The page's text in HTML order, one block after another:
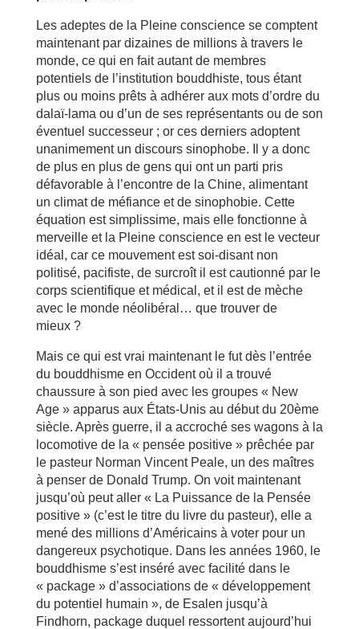
Les adeptes de la Pleine conscience se comptent
maintenant par dizaines de millions à travers le
monde, ce qui en fait autant de membres
potentiels de l’institution bouddhiste, tous étant
plus ou moins prêts à adhérer aux mots d’ordre du
dalaï-lama ou d’un de ses représentants ou de son
éventuel successeur ; or ces derniers adoptent
unanimement un discours sinophobe. Il y a donc
de plus en plus de gens qui ont un parti pris
défavorable à l’encontre de la Chine, alimentant
un climat de méfiance et de sinophobie. Cette
équation est simplissime, mais elle fonctionne à
merveille et la Pleine conscience en est le vecteur
idéal, car ce mouvement est soi-disant non
politisé, pacifiste, de surcroît il est cautionné par le
corps scientifique et médical, et il est de mèche
avec le monde néolibéral… que trouver de
mieux ?
Mais ce qui est vrai maintenant le fut dès l’entrée
du bouddhisme en Occident où il a trouvé
chaussure à son pied avec les groupes « New
Age » apparus aux États-Unis au début du 20ème
siècle. Après guerre, il a accroché ses wagons à la
locomotive de la « pensée positive » prêchée par
le pasteur Norman Vincent Peale, un des maîtres
à penser de Donald Trump. On voit maintenant
jusqu’où peut aller « La Puissance de la Pensée
positive » (c’est le titre du livre du pasteur), elle a
mené des millions d’Américains à voter pour un
dangereux psychotique. Dans les années 1960, le
bouddhisme s’est inséré avec facilité dans le
« package » d’associations de « développement
du potentiel humain », de Esalen jusqu’à
Findhorn, package duquel ressortent aujourd’hui